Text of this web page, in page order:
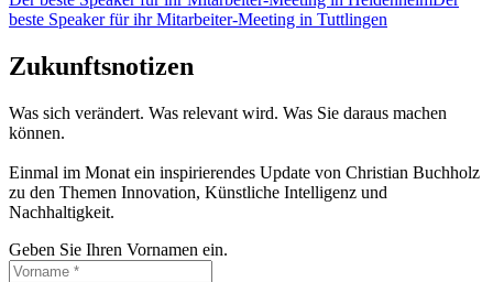
beste Speaker für ihr Mitarbeiter-Meeting in Tuttlingen
Zukunftsnotizen
Was sich verändert. Was relevant wird. Was Sie daraus machen
können.
Einmal im Monat ein inspirierendes Update von Christian Buchholz
zu den Themen Innovation, Künstliche Intelligenz und
Nachhaltigkeit.
Geben Sie Ihren Vornamen ein.